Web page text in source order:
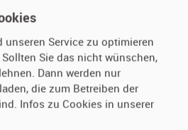
Hilfe
Häufige Fragen (FAQ)
So funktioniert's
unseren Service zu optimieren
Sie das nicht wünschen,
Dann werden nur
die zum Betreiben der
Infos zu Cookies in unserer